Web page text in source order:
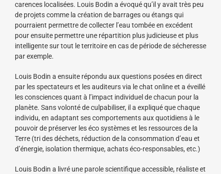
carences localisées. Louis Bodin a évoqué qu’il y avait très peu
de projets comme la création de barrages ou étangs qui
pourraient permettre de collecter l’eau tombée en excédent
pour ensuite permettre une répartition plus judicieuse et plus
intelligente sur tout le territoire en cas de période de sécheresse
par exemple.
Louis Bodin a ensuite répondu aux questions posées en direct
par les spectateurs et les auditeurs via le chat online et a éveillé
les consciences quant à l’impact individuel de chacun pour la
planète. Sans volonté de culpabiliser, il a expliqué que chaque
individu, en adaptant ses comportements aux quotidiens à le
pouvoir de préserver les éco systèmes et les ressources de la
Terre (tri des déchets, réduction de la consommation d’eau et
d’énergie, isolation thermique, achats éco-responsables, etc.)
Louis Bodin a livré une parole scientifique accessible, réaliste et